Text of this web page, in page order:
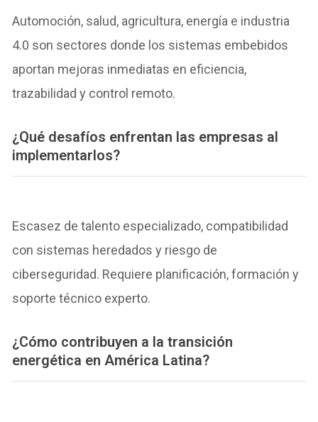
Automoción, salud, agricultura, energía e industria
4.0 son sectores donde los sistemas embebidos
aportan mejoras inmediatas en eficiencia,
trazabilidad y control remoto.
¿Qué desafíos enfrentan las empresas al
implementarlos?
Escasez de talento especializado, compatibilidad
con sistemas heredados y riesgo de
ciberseguridad. Requiere planificación, formación y
soporte técnico experto.
¿Cómo contribuyen a la transición
energética en América Latina?